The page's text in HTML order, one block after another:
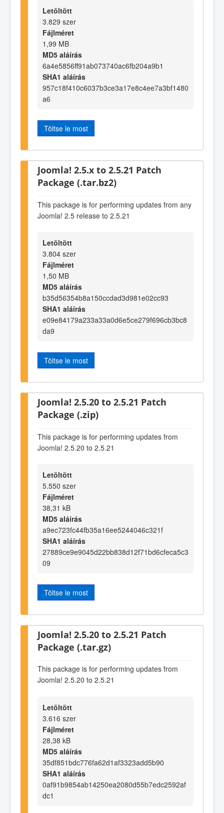
Letöltött
3.829 szer
Fájlméret
1,99 MB
MD5 aláírás
6a4e5856ff91ab073740ac6fb204a9b1
SHA1 aláírás
957c18f410c6037b3ce3a17e8c4ee7a3bf1480
a6
Töltse le most
Joomla! 2.5.x to 2.5.21 Patch
Package (.tar.bz2)
This package is for performing updates from any
Joomla! 2.5 release to 2.5.21
Letöltött
3.804 szer
Fájlméret
1,50 MB
MD5 aláírás
b35d56354b8a150ccdad3d981e02cc93
SHA1 aláírás
e09e84179a233a33a0d6e5ce279f696cb3bc8
da9
Töltse le most
Joomla! 2.5.20 to 2.5.21 Patch
Package (.zip)
This package is for performing updates from
Joomla! 2.5.20 to 2.5.21
Letöltött
5.550 szer
Fájlméret
38,31 kB
MD5 aláírás
a9ec723fc44fb35a16ee5244046c321f
SHA1 aláírás
27889ce9e9045d22bb838d12f71bd6cfeca5c3
09
Töltse le most
Joomla! 2.5.20 to 2.5.21 Patch
Package (.tar.gz)
This package is for performing updates from
Joomla! 2.5.20 to 2.5.21
Letöltött
3.616 szer
Fájlméret
28,38 kB
MD5 aláírás
35df851bdc776fa62d1af3323add5b90
SHA1 aláírás
0af91b9854ab14250ea2080d55b7edc2592af
dc1